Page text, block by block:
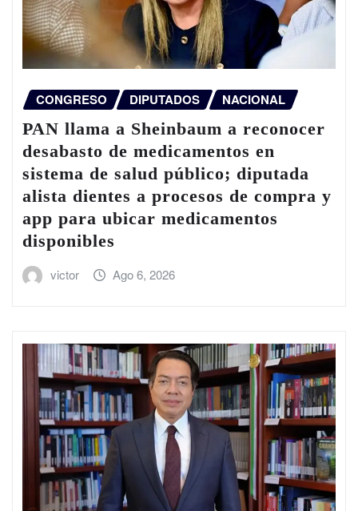
CONGRESO DIPUTADOS NACIONAL
PAN llama a Sheinbaum a reconocer
desabasto de medicamentos en
sistema de salud público; diputada
alista dientes a procesos de compra y
app para ubicar medicamentos
disponibles
victor Ago 6, 2026